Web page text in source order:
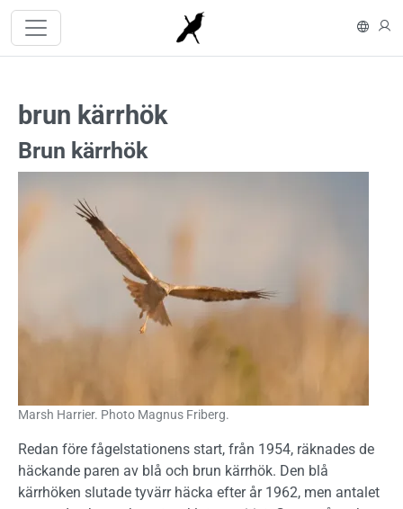
Hoppa till huvudinnehåll
In
brun kärrhök
Brun kärrhök
Marsh Harrier. Photo Magnus Friberg.
Redan före fågelstationens start, från 1954, räknades de
häckande paren av blå och brun kärrhök. Den blå
kärrhöken slutade tyvärr häcka efter år 1962, men antalet